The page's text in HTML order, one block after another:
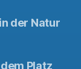
der Natur
Platz